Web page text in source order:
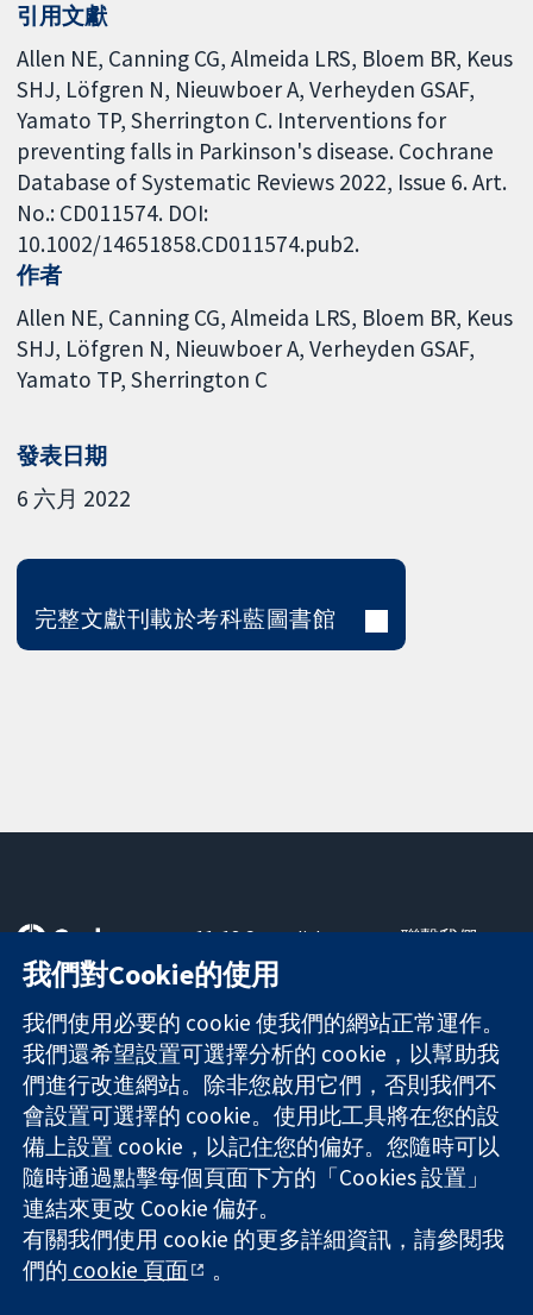
引用文獻
Allen NE, Canning CG, Almeida LRS, Bloem BR, Keus
SHJ, Löfgren N, Nieuwboer A, Verheyden GSAF,
Yamato TP, Sherrington C. Interventions for
preventing falls in Parkinson's disease. Cochrane
Database of Systematic Reviews 2022, Issue 6. Art.
No.: CD011574. DOI:
10.1002/14651858.CD011574.pub2.
作者
Allen NE Canning CG Almeida LRS Bloem BR Keus
SHJ Löfgren N Nieuwboer A Verheyden GSAF
Yamato TP Sherrington C
發表日期
6 六月 2022
完整文獻刊載於考科藍圖書館
可信任實證
知情決定
更完善的健康照
護
11-13 Cavendish
Square
London
W1G 0AN
United Kingdom
聯繫我們
關於我們
工作機會
Cochrane
Library
The Cochrane Collaboration is a charity (no. 1045921) and a
company limited by guarantee (no. 03044323) registered in
England & Wales. VAT registration number GB 718 2127 49.
版權所有 © 2026 The Cochrane Collaboration
我們對Cookie的使用
我們使用必要的 cookie 使我們的網站正常運作。
我們還希望設置可選擇分析的 cookie，以幫助我
們進行改進網站。除非您啟用它們，否則我們不
會設置可選擇的 cookie。使用此工具將在您的設
備上設置 cookie，以記住您的偏好。您隨時可以
隨時通過點擊每個頁面下方的「Cookies 設置」
連結來更改 Cookie 偏好。
有關我們使用 cookie 的更多詳細資訊，請參閱我
們的 cookie 頁面 。